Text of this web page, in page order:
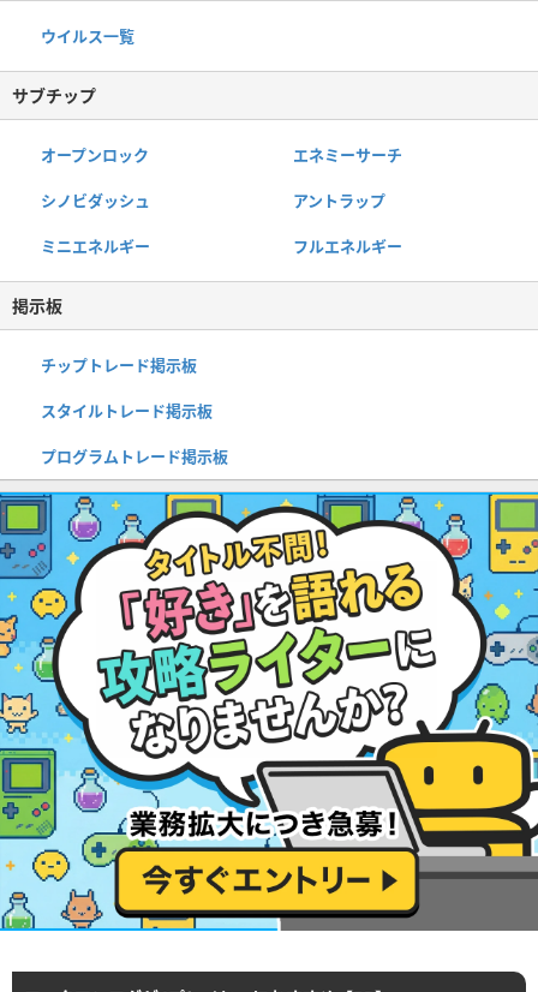
ウイルス一覧
サブチップ
オープンロック エネミーサーチ
シノビダッシュ アントラップ
ミニエネルギー フルエネルギー
掲示板
チップトレード掲示板
スタイルトレード掲示板
プログラムトレード掲示板